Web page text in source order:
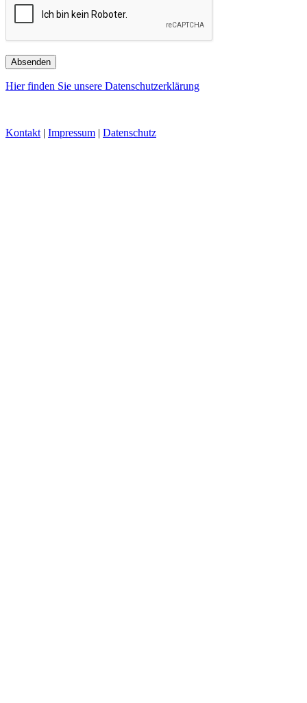
Hier finden Sie unsere Datenschutzerklärung
Kontakt | Impressum | Datenschutz